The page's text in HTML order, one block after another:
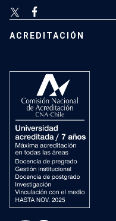
ACREDITACIÓN